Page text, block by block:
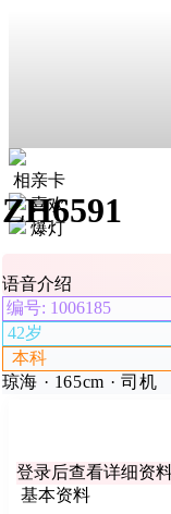
相亲卡
喜欢
爆灯
ZH6591
语音介绍
编号: 1006185
42岁
本科
琼海 · 165cm · 司机
登录后查看详细资
基本资料